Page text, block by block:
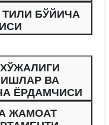
ТИЛИ БЎЙИЧА
ВА
ЁРДАМЧИСИ
ЖАМОАТ